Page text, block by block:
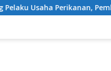
Perikanan, Pemkab